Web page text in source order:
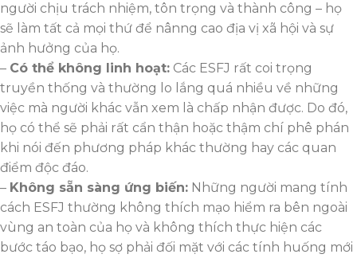
người chịu trách nhiệm, tôn trọng và thành công – họ
sẽ làm tất cả mọi thứ để nânng cao địa vị xã hội và sự
ảnh hưởng của họ.
– Có thể không linh hoạt: Các ESFJ rất coi trọng
truyền thống và thường lo lắng quá nhiều về những
việc mà người khác vẫn xem là chấp nhận được. Do đó,
họ có thể sẽ phải rất cẩn thận hoặc thậm chí phê phán
khi nói đến phương pháp khác thường hay các quan
điểm độc đáo.
– Không sẵn sàng ứng biến: Những người mang tính
cách ESFJ thường không thích mạo hiểm ra bên ngoài
vùng an toàn của họ và không thích thực hiện các
bước táo bạo, họ sợ phải đối mặt với các tính huống mới